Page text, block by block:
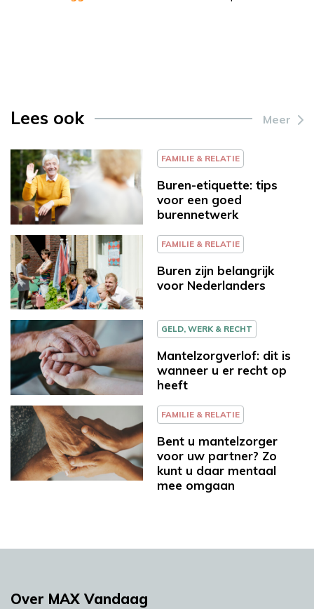
Lees ook Meer
FAMILIE & RELATIE
Buren-etiquette: tips
voor een goed
burennetwerk
FAMILIE & RELATIE
Buren zijn belangrijk
voor Nederlanders
GELD, WERK & RECHT
Mantelzorgverlof: dit is
wanneer u er recht op
heeft
FAMILIE & RELATIE
Bent u mantelzorger
voor uw partner? Zo
kunt u daar mentaal
mee omgaan
Over MAX Vandaag